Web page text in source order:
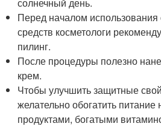
Перед началом
средств косметологи
пилинг.
После процедуры полезно
крем.
Чтобы улучшить защитные
желательно обогатить
продуктами, богатыми